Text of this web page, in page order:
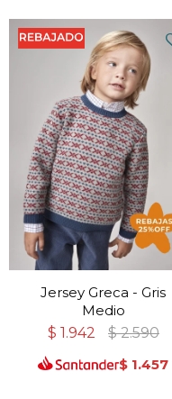
Jersey Greca - Gris
Medio
$ 1.942 $ 2.590
$ 1.457